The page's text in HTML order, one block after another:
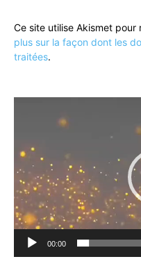
Ce site utilise Akismet pour
plus sur la façon dont les
traitées.
00:00